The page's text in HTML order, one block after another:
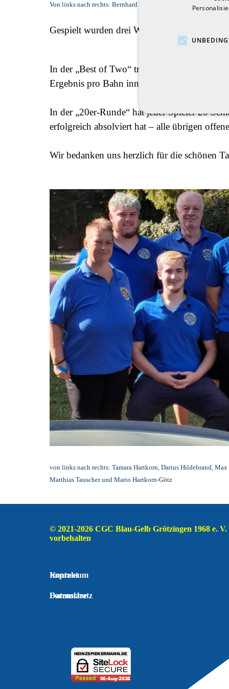
Von links nach rechts: Bernhard Blöckl, Max Hartkorn, David
Gespielt wurden drei Wertungsrunden sowie
In der „Best of Two“ treten zwei Spieler
Ergebnis pro Bahn innerhalb des
In der „20er-Runde“ hat jeder Spieler 20
erfolgreich absolviert hat – alle übrigen
Wir bedanken uns herzlich für die schönen
von links nach rechts: Tamara Hartkorn, Darius Hildebrand, Max
Matthias Tauscher und Mario Hartkorn-Götz
© 2021-2026 CGC Blau-Gelb Grötzingen 1968 e. V.
vorbehalten
Impressum
Kontakt
Datenschutz
Formulare